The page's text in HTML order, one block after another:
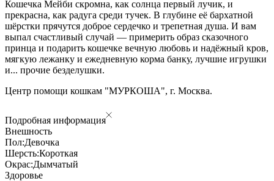
Кошечка Мейби скромна, как солнца первый лучик, и
прекрасна, как радуга среди тучек. В глубине её бархатной
шёрстки прячутся доброе сердечко и трепетная душа. И вам
выпал счастливый случай — примерить образ сказочного
принца и подарить кошечке вечную любовь и надёжный кров,
мягкую лежанку и ежедневную корма банку, лучшие игрушки
и... прочие безделушки.
Центр помощи кошкам "МУРКОША", г. Москва.
Подробная информация
Внешность
Пол:Девочка
Шерсть:Короткая
Окрас:Дымчатый
Здоровье